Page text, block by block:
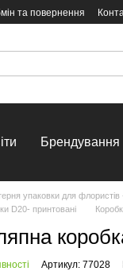
та повернення
Брендування
упаковки для флористів
D20- принтовані
Артикул: 77028